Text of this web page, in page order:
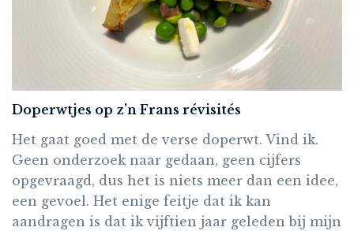
Doperwtjes op z’n Frans révisités
Het gaat goed met de verse doperwt. Vind ik.
Geen onderzoek naar gedaan, geen cijfers
opgevraagd, dus het is niets meer dan een idee,
een gevoel. Het enige feitje dat ik kan
aandragen is dat ik vijftien jaar geleden bij mijn